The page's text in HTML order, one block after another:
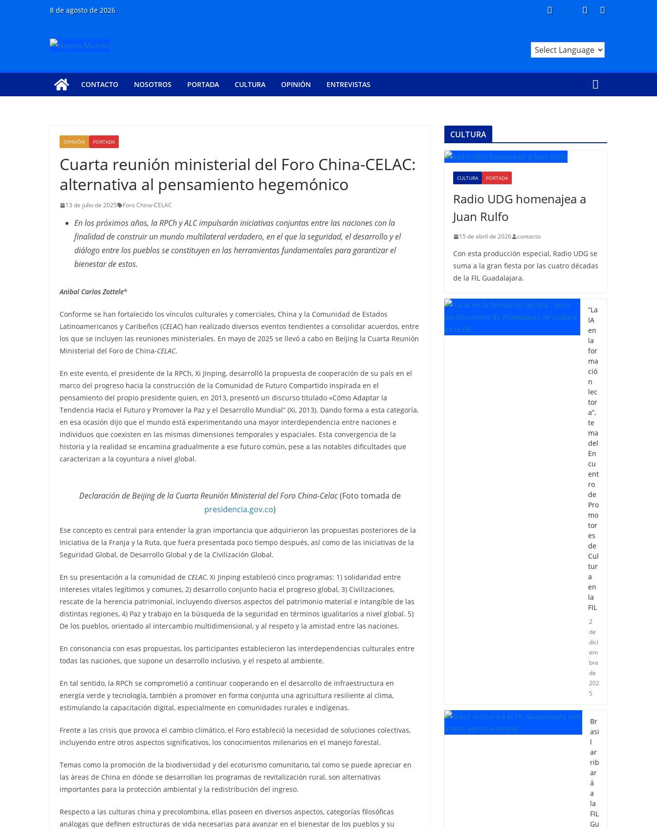
8 de agosto de 2026
CONTACTO NOSOTROS PORTADA CULTURA OPINIÓN ENTREVISTAS
OPINIÓN PORTADA
Cuarta reunión ministerial del Foro China-CELAC:
alternativa al pensamiento hegemónico
13 de julio de 2025 Foro China-CELAC
En los próximos años, la RPCh y ALC impulsarán iniciativas conjuntas entre las naciones con la
finalidad de construir un mundo multilateral verdadero, en el que la seguridad, el desarrollo y el
diálogo entre los pueblos se constituyen en las herramientas fundamentales para garantizar el
bienestar de estos.
Anìbal Carlos Zottele*
Conforme se han fortalecido los vínculos culturales y comerciales, China y la Comunidad de Estados
Latinoamericanos y Caribeños (CELAC) han realizado diversos eventos tendientes a consolidar acuerdos, entre
los que se incluyen las reuniones ministeriales. En mayo de 2025 se llevó a cabo en Beijing la Cuarta Reunión
Ministerial del Foro de China-CELAC.
En este evento, el presidente de la RPCh, Xi Jinping, desarrolló la propuesta de cooperación de su país en el
marco del progreso hacia la construcción de la Comunidad de Futuro Compartido inspirada en el
pensamiento del propio presidente quien, en 2013, presentó un discurso titulado «Cómo Adaptar la
Tendencia Hacia el Futuro y Promover la Paz y el Desarrollo Mundial” (Xi, 2013). Dando forma a esta categoría,
en esa ocasión dijo que el mundo está experimentando una mayor interdependencia entre naciones e
individuos que coexisten en las mismas dimensiones temporales y espaciales. Esta convergencia de la
historia y la realidad se encamina gradualmente a ese futuro común, pese a las notables dificultades que
caracterizan a la coyuntura a nivel global.
Declaración de Beijing de la Cuarta Reunión Ministerial del Foro China-Celac(Foto tomada de
presidencia.gov.co)
Ese concepto es central para entender la gran importancia que adquirieron las propuestas posteriores de la
Iniciativa de la Franja y la Ruta, que fuera presentada poco tiempo después, así como de las iniciativas de la
Seguridad Global, de Desarrollo Global y de la Civilización Global.
En su presentación a la comunidad de CELAC, Xi Jinping estableció cinco programas: 1) solidaridad entre
intereses vitales legítimos y comunes, 2) desarrollo conjunto hacia el progreso global, 3) Civilizaciones,
rescate de la herencia patrimonial, incluyendo diversos aspectos del patrimonio material e intangible de las
distintas regiones, 4) Paz y trabajo en la búsqueda de la seguridad en términos igualitarios a nivel global. 5)
De los pueblos, orientado al intercambio multidimensional, y al respeto y la amistad entre las naciones.
En consonancia con esas propuestas, los participantes establecieron las interdependencias culturales entre
todas las naciones, que supone un desarrollo inclusivo, y el respeto al ambiente.
En tal sentido, la RPCh se comprometió a continuar cooperando en el desarrollo de infraestructura en
energía verde y tecnología, también a promover en forma conjunta una agricultura resiliente al clima,
estimulando la capacitación digital, especialmente en comunidades rurales e indígenas.
Frente a las crisis que provoca el cambio climático, el Foro estableció la necesidad de soluciones colectivas,
incluyendo entre otros aspectos significativos, los conocimientos milenarios en el manejo forestal.
Temas como la promoción de la biodiversidad y del ecoturismo comunitario, tal como se puede apreciar en
las áreas de China en dónde se desarrollan los programas de revitalización rural, son alternativas
importantes para la protección ambiental y la redistribución del ingreso.
Respecto a las culturas china y precolombina, ellas poseen en diversos aspectos, categorías filosóficas
análogas que definen estructuras de vida necesarias para avanzar en el bienestar de los pueblos y su
CULTURA
CULTURA PORTADA
Radio UDG homenajea a
Juan Rulfo
15 de abril de 2026 contacto
Con esta producción especial, Radio UDG se
suma a la gran fiesta por las cuatro décadas
de la FIL Guadalajara.
“La
IA
en
la
for
ma
ció
n
lec
tor
a”,
te
ma
del
En
cu
ent
ro
de
Pro
mo
tor
es
de
Cul
tur
a
en
la
FIL
2
de
dici
em
bre
de
202
5
Br
asi
l
ar
rib
ar
á
a
la
FIL
Gu